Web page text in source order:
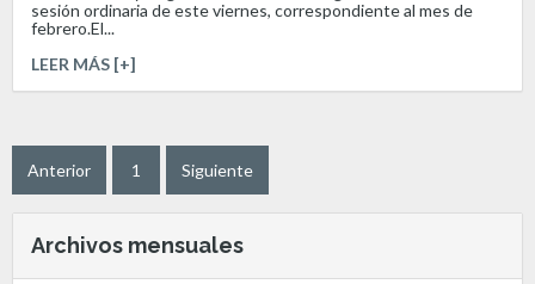
sesión ordinaria de este viernes, correspondiente al mes de
febrero.El...
LEER MÁS [+]
Anterior 1 Siguiente
Archivos mensuales